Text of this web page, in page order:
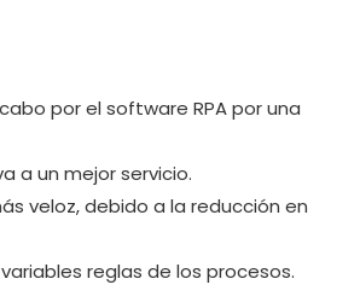
por el software RPA por una
a un mejor servicio.
veloz, debido a la reducción en
reglas de los procesos.